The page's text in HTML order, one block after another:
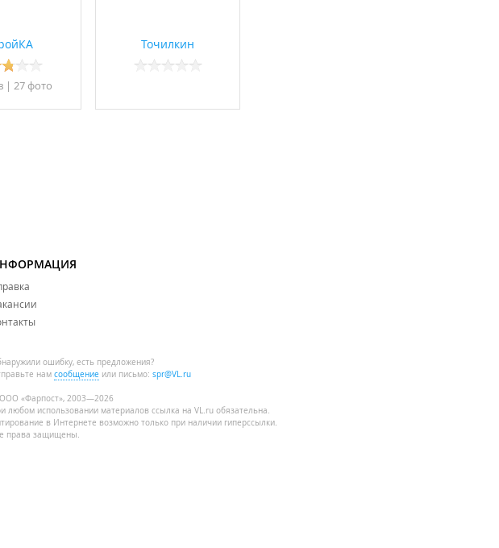
| 27 фото
Точилкин
ошибку, есть предложения?
нам сообщение или письмо: spr@VL.ru
«Фарпост», 2003—2026
любом использовании материалов ссылка на VL.ru обязательна.
в Интернете возможно только при наличии гиперссылки.
права защищены.